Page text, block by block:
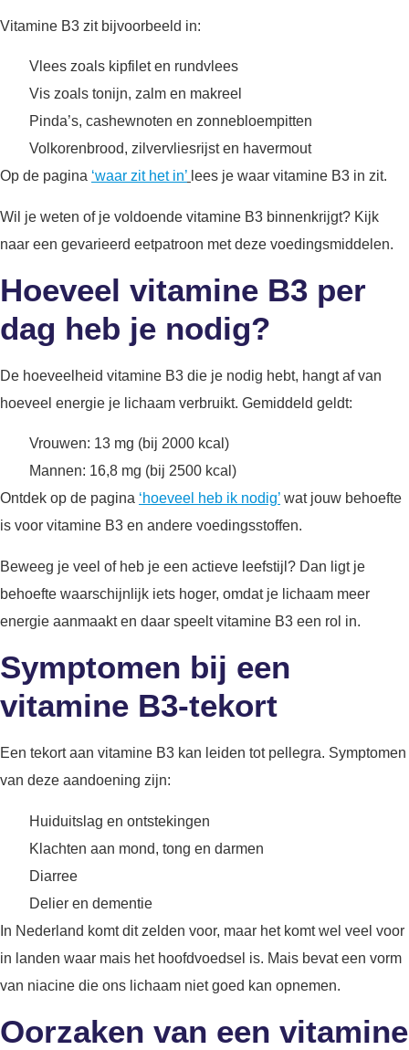
Vitamine B3 zit bijvoorbeeld in:
Vlees zoals kipfilet en rundvlees
Vis zoals tonijn, zalm en makreel
Pinda’s, cashewnoten en zonnebloempitten
Volkorenbrood, zilvervliesrijst en havermout
Op de pagina ‘waar zit het in’ lees je waar vitamine B3 in zit.
Wil je weten of je voldoende vitamine B3 binnenkrijgt? Kijk
naar een gevarieerd eetpatroon met deze voedingsmiddelen.
Hoeveel vitamine B3 per
dag heb je nodig?
De hoeveelheid vitamine B3 die je nodig hebt, hangt af van
hoeveel energie je lichaam verbruikt. Gemiddeld geldt:
Vrouwen: 13 mg (bij 2000 kcal)
Mannen: 16,8 mg (bij 2500 kcal)
Ontdek op de pagina ‘hoeveel heb ik nodig’ wat jouw behoefte
is voor vitamine B3 en andere voedingsstoffen.
Beweeg je veel of heb je een actieve leefstijl? Dan ligt je
behoefte waarschijnlijk iets hoger, omdat je lichaam meer
energie aanmaakt en daar speelt vitamine B3 een rol in.
Symptomen bij een
vitamine B3-tekort
Een tekort aan vitamine B3 kan leiden tot pellegra. Symptomen
van deze aandoening zijn:
Huiduitslag en ontstekingen
Klachten aan mond, tong en darmen
Diarree
Delier en dementie
In Nederland komt dit zelden voor, maar het komt wel veel voor
in landen waar mais het hoofdvoedsel is. Mais bevat een vorm
van niacine die ons lichaam niet goed kan opnemen.
Oorzaken van een vitamine